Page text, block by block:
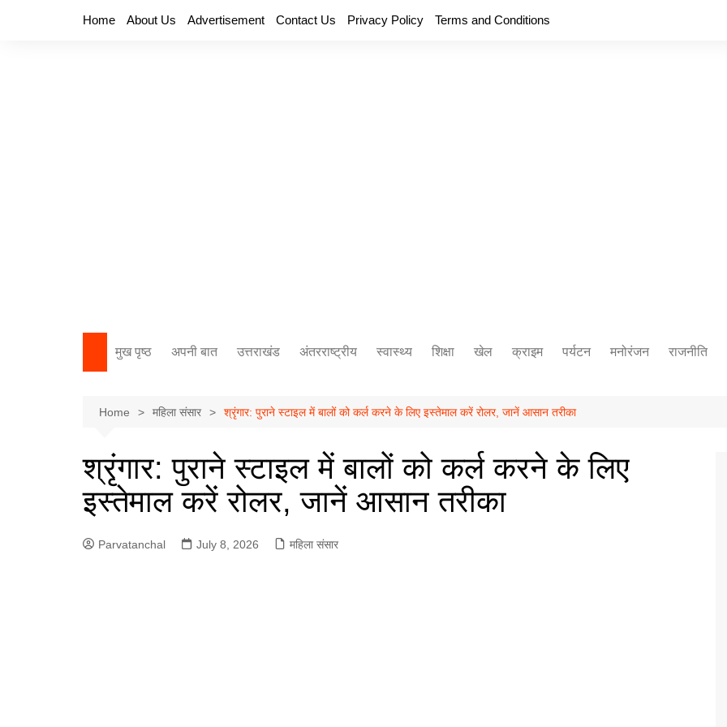
Home About Us Advertisement Contact Us Privacy Policy Terms and Conditions
मुख पृष्ठ अपनी बात उत्तराखंड अंतरराष्ट्रीय स्वास्थ्य शिक्षा खेल क्राइम पर्यटन मनोरंजन राजनीति
Home महिला संसार श्रृंगार: पुराने स्टाइल में बालों को कर्ल करने के लिए इस्तेमाल करें रोलर, जानें आसान तरीका
श्रृंगार: पुराने स्टाइल में बालों को कर्ल करने के लिए
इस्तेमाल करें रोलर, जानें आसान तरीका
Parvatanchal July 8, 2026 महिला संसार